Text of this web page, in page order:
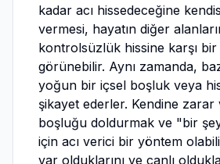
kadar acı hissedeceğine
vermesi, hayatın diğer
kontrolsüzlük hissine karşı
görünebilir. Aynı zamanda,
yoğun bir içsel boşluk veya
şikayet ederler. Kendine
boşluğu doldurmak ve "bir
için acı verici bir yöntem
var olduklarını ve canlı